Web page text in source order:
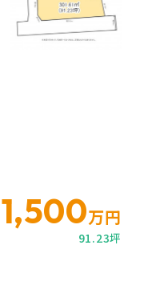
1,500万円
91.23坪